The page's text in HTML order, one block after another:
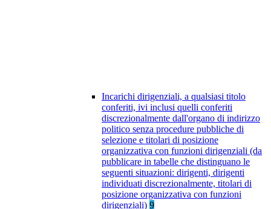
Incarichi dirigenziali, a qualsiasi titolo
conferiti, ivi inclusi quelli conferiti
discrezionalmente dall'organo di indirizzo
politico senza procedure pubbliche di
selezione e titolari di posizione
organizzativa con funzioni dirigenziali (da
pubblicare in tabelle che distinguano le
seguenti situazioni: dirigenti, dirigenti
individuati discrezionalmente, titolari di
posizione organizzativa con funzioni
dirigenziali) 9